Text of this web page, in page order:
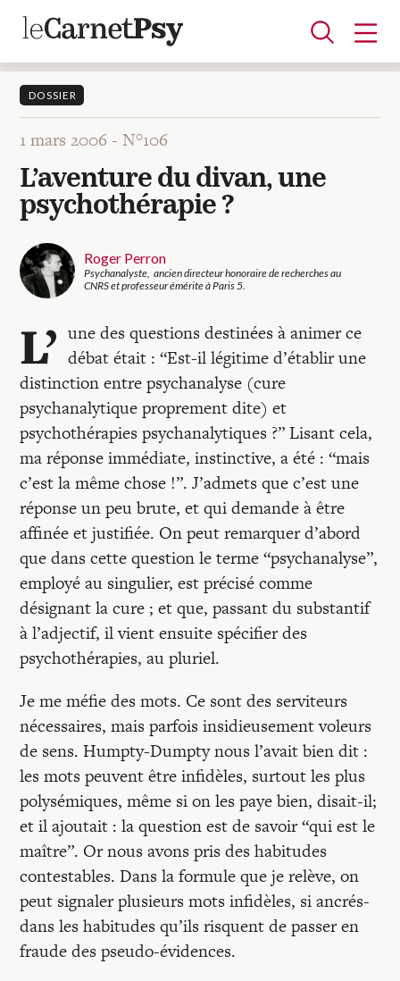
Articles
A la une
Adolescence
Dispositif
Enfance
Périnatalité
Psychanalyse
Psychopathologie
Soin
Dossiers
Auteurs
Blocs-notes
Recherches
Entretiens
Revues
Colloque
Mon panier
Mon compte
DOSSIER
1 mars 2006 -N°106
L’aventure du divan, une
psychothérapie ?
Roger Perron
Psychanalyste, ancien directeur honoraire de recherches au
CNRS et professeur émérite à Paris 5.
L’ une des questions destinées à animer ce
débat était : “Est-il légitime d’établir une
distinction entre psychanalyse (cure
psychanalytique proprement dite) et
psychothérapies psychanalytiques ?” Lisant cela,
ma réponse immédiate, instinctive, a été : “mais
c’est la même chose !”. J’admets que c’est une
réponse un peu brute, et qui demande à être
affinée et justifiée. On peut remarquer d’abord
que dans cette question le terme “psychanalyse”,
employé au singulier, est précisé comme
désignant la cure ; et que, passant du substantif
à l’adjectif, il vient ensuite spécifier des
psychothérapies, au pluriel.
Je me méfie des mots. Ce sont des serviteurs
nécessaires, mais parfois insidieusement voleurs
de sens. Humpty-Dumpty nous l’avait bien dit :
les mots peuvent être infidèles, surtout les plus
polysémiques, même si on les paye bien, disait-il;
et il ajoutait : la question est de savoir “qui est le
maître”. Or nous avons pris des habitudes
contestables. Dans la formule que je relève, on
peut signaler plusieurs mots infidèles, si ancrés-
dans les habitudes qu’ils risquent de passer en
fraude des pseudo-évidences.